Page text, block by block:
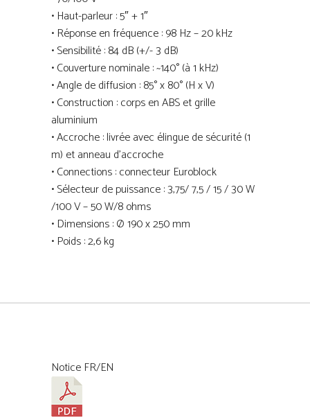
• Haut-parleur : 5″ + 1″
• Réponse en fréquence : 98 Hz – 20 kHz
• Sensibilité : 84 dB (+/- 3 dB)
• Couverture nominale : ~140° (à 1 kHz)
• Angle de diffusion : 85° x 80° (H x V)
• Construction : corps en ABS et grille
aluminium
• Accroche : livrée avec élingue de sécurité (1
m) et anneau d’accroche
• Connections : connecteur Euroblock
• Sélecteur de puissance : 3,75/ 7,5 / 15 / 30 W
/100 V – 50 W/8 ohms
• Dimensions : Ø 190 x 250 mm
• Poids : 2,6 kg
Notice FR/EN